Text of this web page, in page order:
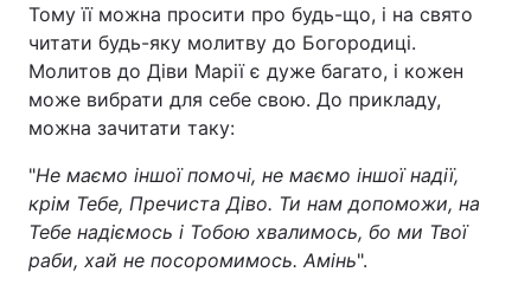
Тому її можна просити про будь-що, і на свято
читати будь-яку молитву до Богородиці.
Молитов до Діви Марії є дуже багато, і кожен
може вибрати для себе свою. До прикладу,
можна зачитати таку:
"Не маємо іншої помочі, не маємо іншої надії,
крім Тебе, Пречиста Діво. Ти нам допоможи, на
Тебе надіємось і Тобою хвалимось, бо ми Твої
раби, хай не посоромимось. Амінь".